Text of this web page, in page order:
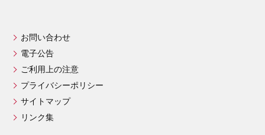
お問い合わせ
電子公告
ご利用上の注意
プライバシーポリシー
サイトマップ
リンク集